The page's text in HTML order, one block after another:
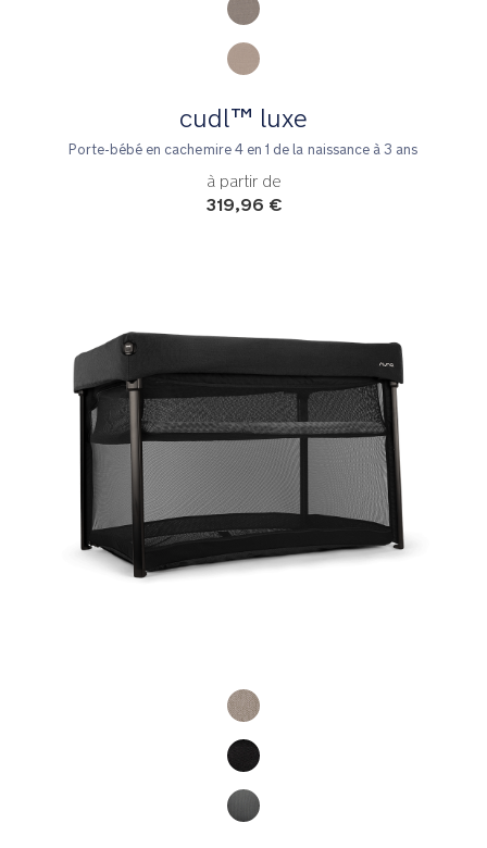
cudl™ luxe
Porte-bébé en cachemire 4 en 1 de la naissance à 3 ans
à partir de
319,96 €